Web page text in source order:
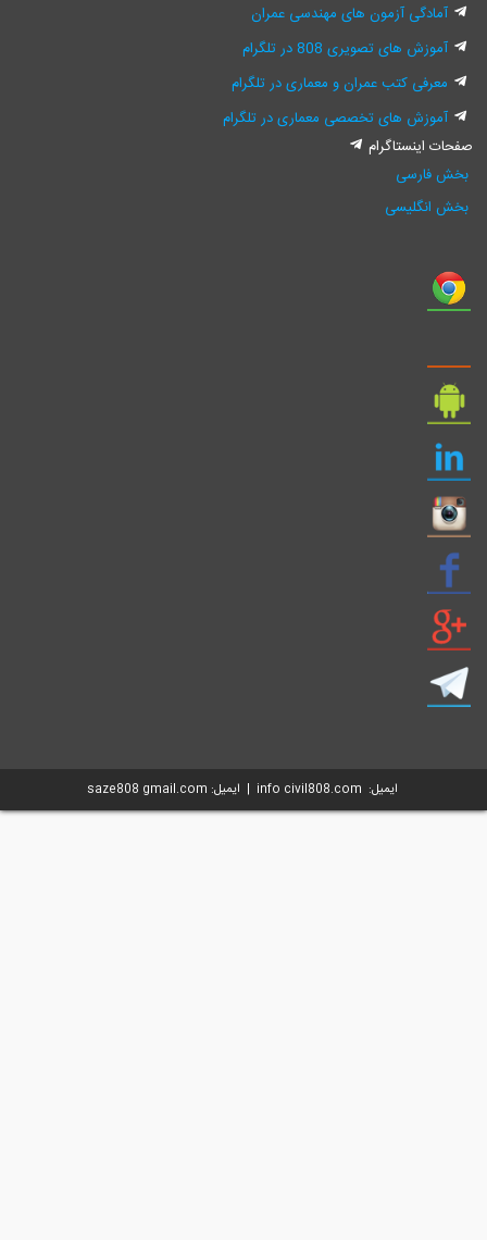
آزمون های مهندسی عمران
های تصویری 808 در تلگرام
کتب عمران و معماری در تلگرام
های تخصصی معماری در تلگرام